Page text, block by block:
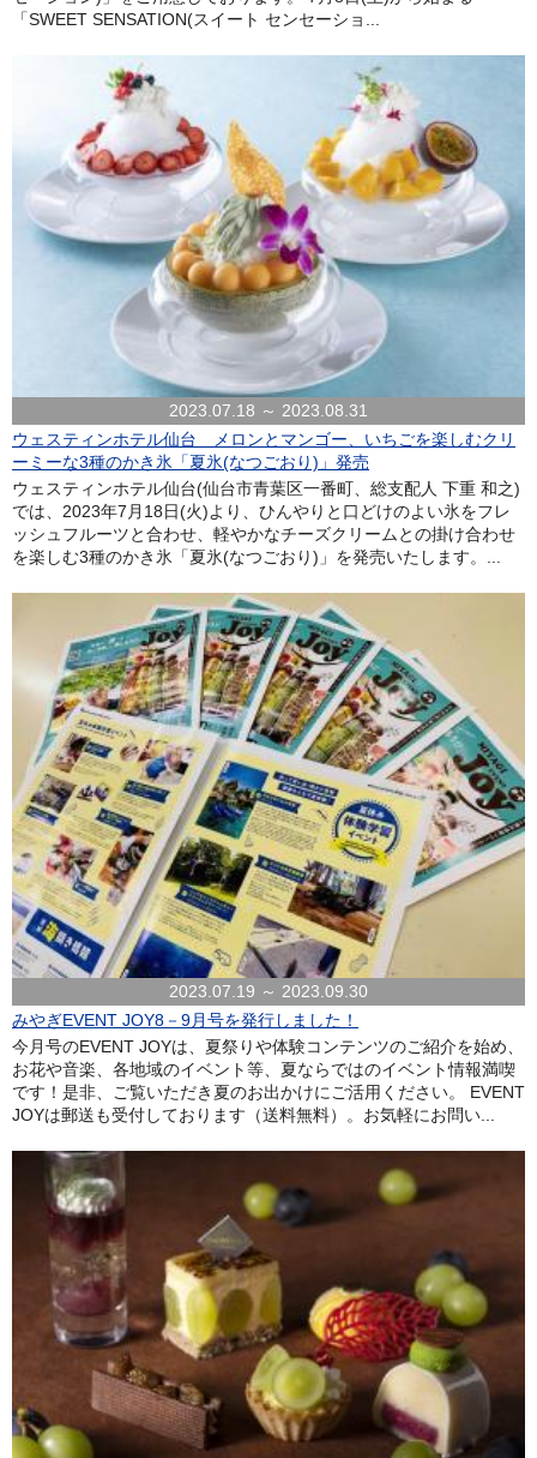
「SWEET SENSATION(スイート センセーショ...
2023.07.18 ～ 2023.08.31
ウェスティンホテル仙台 メロンとマンゴー、いちごを楽しむクリ
ーミーな3種のかき氷「夏氷(なつごおり)」発売
ウェスティンホテル仙台(仙台市青葉区一番町、総支配人 下重 和之)
では、2023年7月18日(火)より、ひんやりと口どけのよい氷をフレ
ッシュフルーツと合わせ、軽やかなチーズクリームとの掛け合わせ
を楽しむ3種のかき氷「夏氷(なつごおり)」を発売いたします。...
2023.07.19 ～ 2023.09.30
みやぎEVENT JOY8－9月号を発行しました！
今月号のEVENT JOYは、夏祭りや体験コンテンツのご紹介を始め、
お花や音楽、各地域のイベント等、夏ならではのイベント情報満喫
です！是非、ご覧いただき夏のお出かけにご活用ください。 EVENT
JOYは郵送も受付しております（送料無料）。お気軽にお問い...